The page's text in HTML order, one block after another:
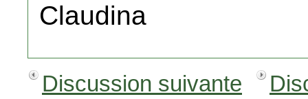
Claudina
Discussion suivante